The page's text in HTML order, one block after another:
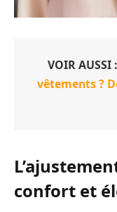
VOIR AUSSI :
vêtements ?
confort et